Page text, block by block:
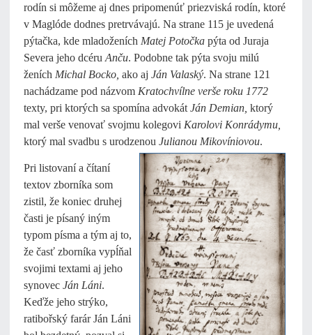
rodín si môžeme aj dnes pripomenúť priezviská rodín, ktoré
v Maglóde dodnes pretrvávajú. Na strane 115 je uvedená
pýtačka, kde mladoženích Matej Potočka pýta od Juraja
Severa jeho dcéru Anču. Podobne tak pýta svoju milú
ženích Michal Bocko, ako aj Ján Valaský. Na strane 121
nachádzame pod názvom Kratochvílne verše roku 1772
texty, pri ktorých sa spomína advokát Ján Demian, ktorý
mal verše venovať svojmu kolegovi Karolovi Konrádymu,
ktorý mal svadbu s urodzenou Julianou Mikovíniovou.
Pri listovaní a čítaní
textov zborníka som
zistil, že koniec druhej
časti je písaný iným
typom písma a tým aj to,
že časť zborníka vypĺňal
svojimi textami aj jeho
synovec Ján Láni.
Keďže jeho strýko,
ratibořský farár Ján Láni